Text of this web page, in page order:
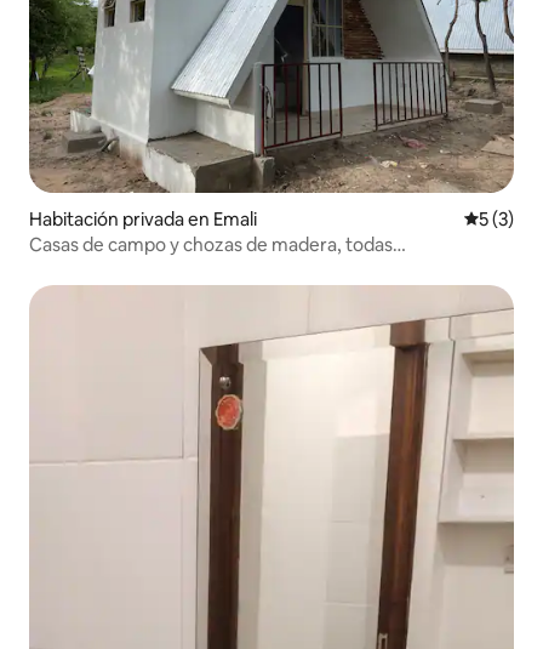
Habitación privada en Emali
5 (3)
Casas de campo y chozas de madera, todas